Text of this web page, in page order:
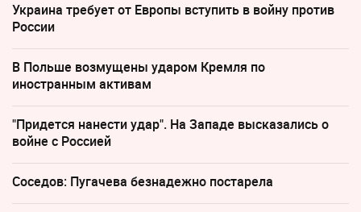
Украина требует от Европы вступить в войну против
России
В Польше возмущены ударом Кремля по
иностранным активам
"Придется нанести удар". На Западе высказались о
войне с Россией
Соседов: Пугачева безнадежно постарела